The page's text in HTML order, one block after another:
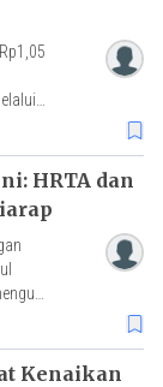
HRTA dan
Kenaikan